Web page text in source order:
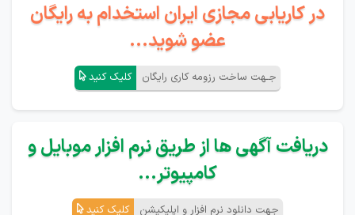
در کاریابی مجازی ایران استخدام به رایگان
عضو شوید...
جـهت ساخت رزومه کاری رایگان کلیک کنید
دریافت آگهی ها از طریق نرم افزار موبایل و
کامپیوتر...
جهت دانلود نرم افزار و اپلیکیشن کلیک کنید